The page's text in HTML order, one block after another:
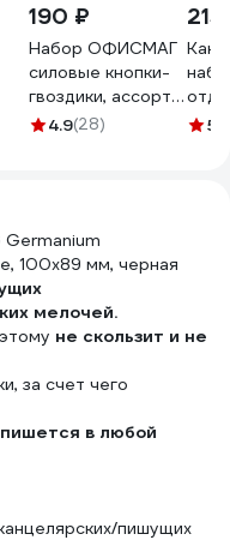
190 ₽
Набор ОФИСМАГ
силовые кнопки-
гвоздики, ассорти
50 шт, кнопки
4.9(28) 5
Germanium
100x89 мм, черная
мелочей.
не скользит и не
за счет чего
в любой
пишущих